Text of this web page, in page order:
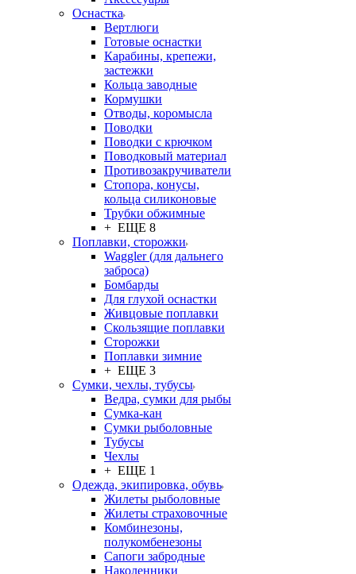
Оснастка
Вертлюги
Готовые оснастки
Карабины, крепежи,
застежки
Кольца заводные
Кормушки
Отводы, коромысла
Поводки
Поводки с крючком
Поводковый материал
Противозакручиватели
Стопора, конусы,
кольца силиконовые
Трубки обжимные
+ ЕЩЕ 8
Поплавки, сторожки
Waggler (для дальнего
заброса)
Бомбарды
Для глухой оснастки
Живцовые поплавки
Скользящие поплавки
Сторожки
Поплавки зимние
+ ЕЩЕ 3
Сумки, чехлы, тубусы
Ведра, сумки для рыбы
Сумка-кан
Сумки рыболовные
Тубусы
Чехлы
+ ЕЩЕ 1
Одежда, экипировка, обувь
Жилеты рыболовные
Жилеты страховочные
Комбинезоны,
полукомбенезоны
Сапоги забродные
Наколенники